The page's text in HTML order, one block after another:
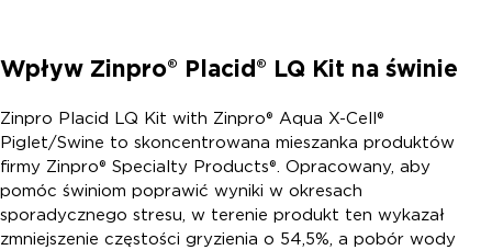
Wpływ Zinpro® Placid® LQ Kit na świnie
Zinpro Placid LQ Kit with Zinpro® Aqua X-Cell®
Piglet/Swine to skoncentrowana mieszanka produktów
firmy Zinpro® Specialty Products®. Opracowany, aby
pomóc świniom poprawić wyniki w okresach
sporadycznego stresu, w terenie produkt ten wykazał
zmniejszenie częstości gryzienia o 54,5%, a pobór wody